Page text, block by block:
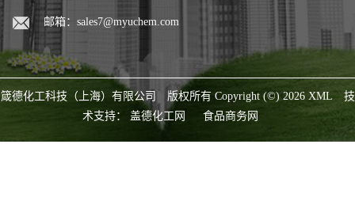
邮箱： sales7@myuchem.com
箴德化工科技（上海）有限公司 版权所有 Copyright (©) 2026 XML
技
术支持： 盖德化工网 食品商务网